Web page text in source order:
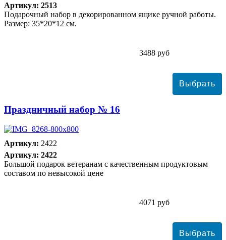
Артикул: 2513
Подарочный набор в декорированном ящике ручной работы.
Размер: 35*20*12 см.
3488 руб
Праздничный набор № 16
Артикул: 2422
Артикул: 2422
Большой подарок ветеранам с качественным продуктовым
составом по невысокой цене
4071 руб